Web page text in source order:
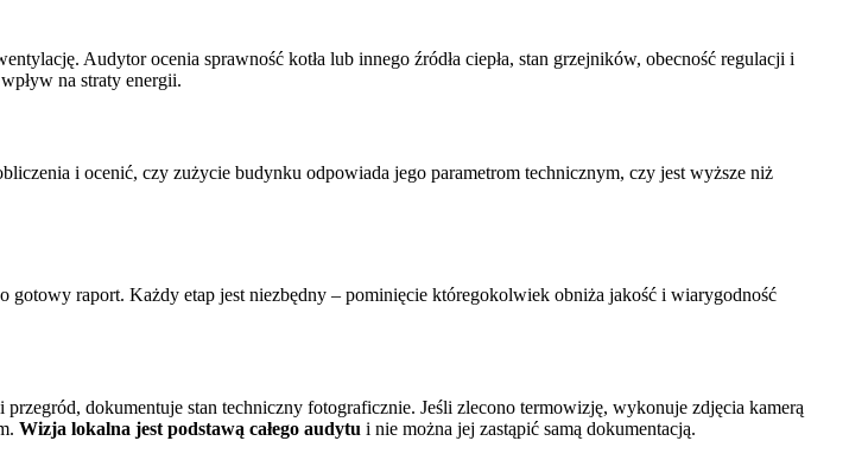
Audytor ocenia sprawność kotła lub innego źródła ciepła, stan grzejników, obecność regulacji i
na straty energii.
i ocenić, czy zużycie budynku odpowiada jego parametrom technicznym, czy jest wyższe niż
gotowy raport. Każdy etap jest niezbędny – pominięcie któregokolwiek obniża jakość i wiarygodność
dokumentuje stan techniczny fotograficznie. Jeśli zlecono termowizję, wykonuje zdjęcia kamerą
Wizja lokalna jest podstawą całego audytu i nie można jej zastąpić samą dokumentacją.